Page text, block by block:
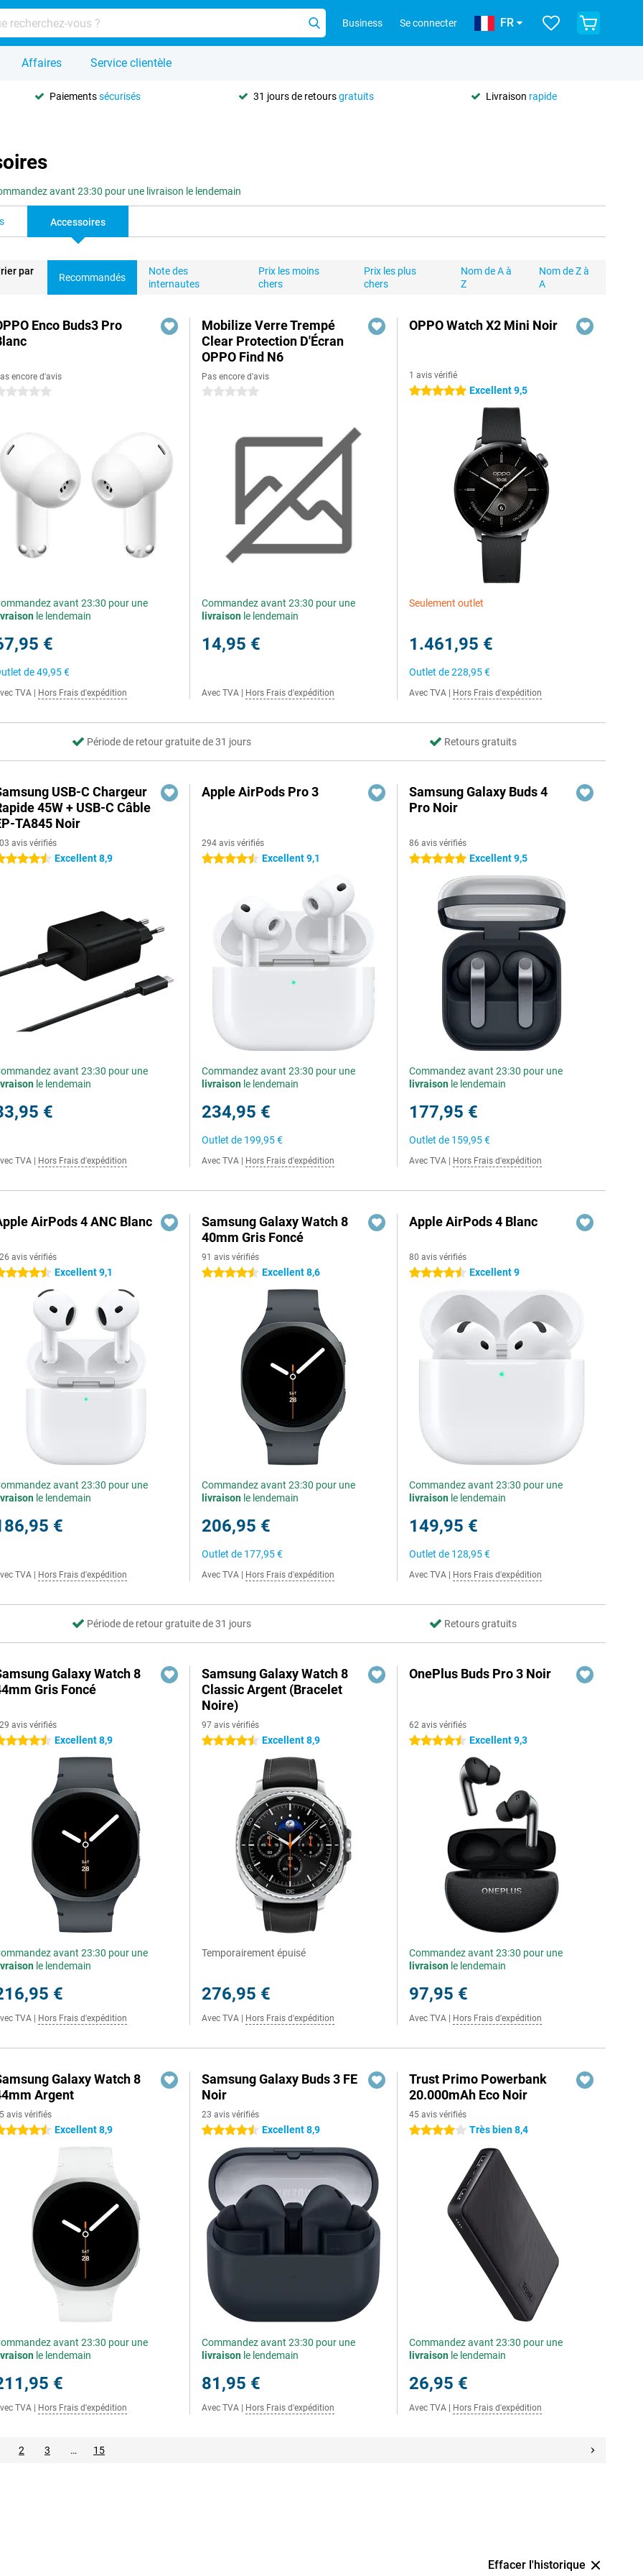
Business Se connecter FR
Affaires Service clientèle
Paiementssécurisés 31 jours de retoursgratuits Livraison rapide
avant 23:30 pour une livraison le lendemain
Accessoires
par
Recommandés
Note des
internautes
Prix les moins
chers
Prix les plus
chers
Nom de A à
Z
Nom de Z à
A
Enco Buds3 Pro
encore d'avis
étoiles
avant 23:30 pour une
le lendemain
€
de49,95 €
TVA Hors Frais d'expédition
Mobilize Verre Trempé
Clear Protection D'Écran
OPPO Find N6
Pas encore d'avis
0 étoiles
Commandez avant 23:30 pour une
livraison le lendemain
14,95 €
Avec TVA Hors Frais d'expédition
OPPO Watch X2 Mini Noir
1 avis vérifié
5 étoiles Excellent 9,5
Seulement outlet
1.461,95 €
Outlet de228,95 €
Avec TVA Hors Frais d'expédition
Période de retour gratuite de 31 jours Retours gratuits
USB-C Chargeur
45W + USB-C Câble
TA845 Noir
avis vérifiés
étoiles Excellent 8,9
avant 23:30 pour une
le lendemain
€
TVA Hors Frais d'expédition
Apple AirPods Pro 3
294 avis vérifiés
4.5 étoiles Excellent 9,1
Commandez avant 23:30 pour une
livraison le lendemain
234,95 €
Outlet de 199,95 €
Avec TVA Hors Frais d'expédition
Samsung Galaxy Buds 4
Pro Noir
86 avis vérifiés
5 étoiles Excellent 9,5
Commandez avant 23:30 pour une
livraison le lendemain
177,95 €
Outlet de 159,95 €
Avec TVA Hors Frais d'expédition
AirPods 4 ANC Blanc
avis vérifiés
étoiles Excellent 9,1
avant 23:30 pour une
le lendemain
€
TVA Hors Frais d'expédition
Samsung Galaxy Watch 8
40mm Gris Foncé
91 avis vérifiés
4.5 étoiles Excellent 8,6
Commandez avant 23:30 pour une
livraison le lendemain
206,95 €
Outlet de 177,95 €
Avec TVA Hors Frais d'expédition
Apple AirPods 4 Blanc
80 avis vérifiés
4.5 étoiles Excellent 9
Commandez avant 23:30 pour une
livraison le lendemain
149,95 €
Outlet de 128,95 €
Avec TVA Hors Frais d'expédition
Période de retour gratuite de 31 jours Retours gratuits
Galaxy Watch 8
Gris Foncé
avis vérifiés
étoiles Excellent 8,9
avant 23:30 pour une
le lendemain
€
TVA Hors Frais d'expédition
Samsung Galaxy Watch 8
Classic Argent (Bracelet
Noire)
97 avis vérifiés
4.5 étoiles Excellent 8,9
Temporairement épuisé
276,95 €
Avec TVA Hors Frais d'expédition
OnePlus Buds Pro 3 Noir
62 avis vérifiés
4.5 étoiles Excellent 9,3
Commandez avant 23:30 pour une
livraison le lendemain
97,95 €
Avec TVA Hors Frais d'expédition
Galaxy Watch 8
Argent
avis vérifiés
étoiles Excellent 8,9
avant 23:30 pour une
le lendemain
€
TVA Hors Frais d'expédition
Samsung Galaxy Buds 3 FE
Noir
23 avis vérifiés
4.5 étoiles Excellent 8,9
Commandez avant 23:30 pour une
livraison le lendemain
81,95 €
Avec TVA Hors Frais d'expédition
Trust Primo Powerbank
20.000mAh Eco Noir
45 avis vérifiés
4 étoiles Très bien 8,4
Commandez avant 23:30 pour une
livraison le lendemain
26,95 €
Avec TVA Hors Frais d'expédition
2 3 … 15
Effacer l'historique